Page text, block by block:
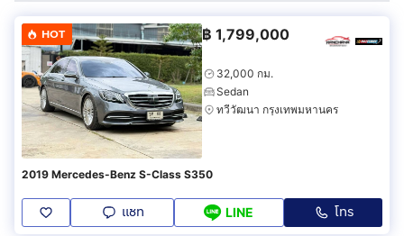
HOT ฿ 1,799,000
32,000 กม.
Sedan
ทวีวัฒนา กรุงเทพมหานคร
2019 Mercedes-Benz S-Class S350
แชท LINE โทร